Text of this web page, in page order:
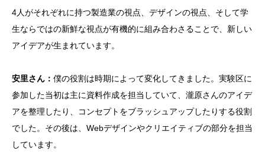
4人がそれぞれに持つ製造業の視点、デザインの視点、そして学
生ならではの新鮮な視点が有機的に組み合わさることで、新しい
アイデアが生まれています。
安里さん： 僕の役割は時期によって変化してきました。実験区に
参加した当初は主に資料作成を担当していて、瀧原さんのアイデ
アを整理したり、コンセプトをブラッシュアップしたりする役割
でした。その後は、Webデザインやクリエイティブの部分を担当
しています。